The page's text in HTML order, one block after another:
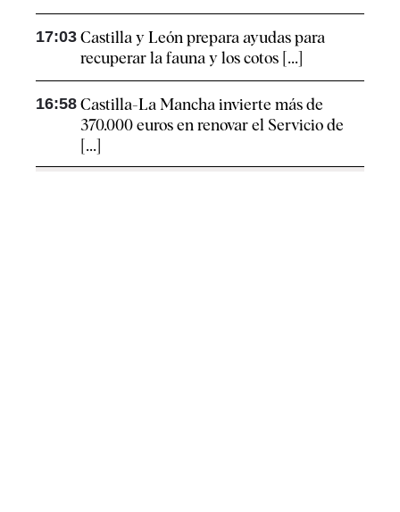
17:03 Castilla y León prepara ayudas para
recuperar la fauna y los cotos [...]
16:58 Castilla-La Mancha invierte más de
370.000 euros en renovar el Servicio de
[...]